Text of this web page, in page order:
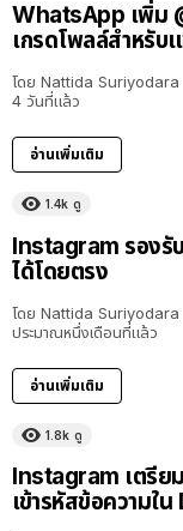
WhatsApp เพิ่ม
เกรดโพลล์สำหรับ
โดย Nattida Suriyodara
4 วันที่แล้ว
อ่านเพิ่มเติม
1.4k ดู
Instagram รองรั
ได้โดยตรง
โดย Nattida Suriyodara
ประมาณหนึ่งเดือนที่แล้ว
อ่านเพิ่มเติม
1.8k ดู
Instagram เตรี
เข้ารหัสข้อความใ